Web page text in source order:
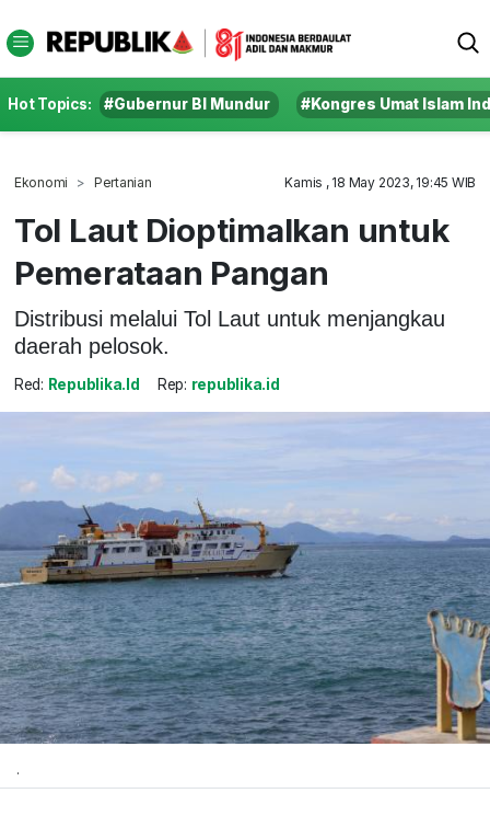
Hot Topics: #Gubernur BI Mundur #Kongres Umat Islam
Ekonomi Pertanian Kamis , 18 May 2023, 19:45 WIB
Tol Laut Dioptimalkan untuk
Pemerataan Pangan
Distribusi melalui Tol Laut untuk menjangkau
daerah pelosok.
Red: Republika.id Rep: republika.id
.